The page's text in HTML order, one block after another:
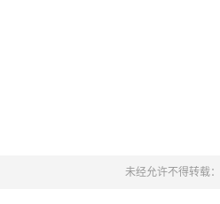
未经允许不得转载：